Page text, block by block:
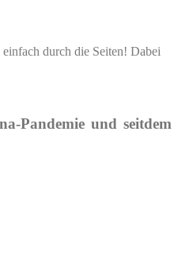
durch die Seiten! Dabei
Pandemie und seitdem